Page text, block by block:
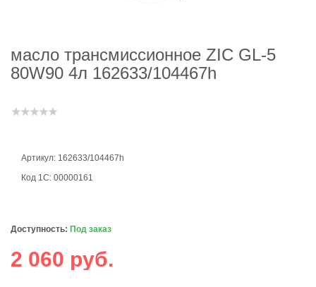
масло трансмиссионное ZIC GL-5
80W90 4л 162633/104467h
Артикул: 162633/104467h
Код 1С: 00000161
Доступность: Под заказ
2 060 руб.